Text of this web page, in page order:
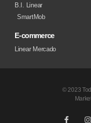
B.I. Linear
SmartMob
E-commerce
Linear Mercado
© 2023